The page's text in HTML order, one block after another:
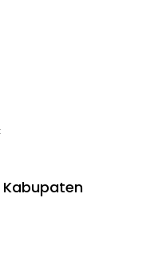
Kabupaten